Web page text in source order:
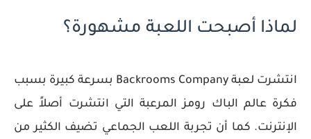
لماذا أصبحت اللعبة مشهورة؟
انتشرت لعبة Backrooms Company بسرعة كبيرة بسبب
فكرة عالم الباك رومز المرعبة التي انتشرت أصلاً على
الإنترنت. كما أن تجربة اللعب الجماعي تضيف الكثير من